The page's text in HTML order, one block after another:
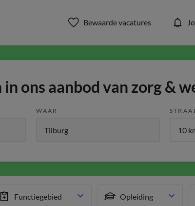
Bewaarde vacatures
ons aanbod van zorg &
WAAR
Functiegebied Opleiding